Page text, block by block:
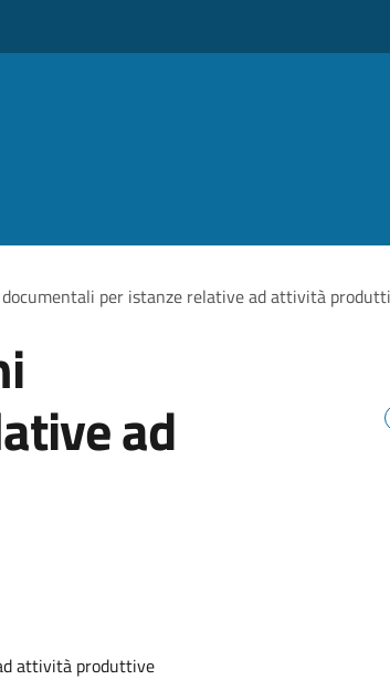
per istanze relative ad attività
ad
attività produttive